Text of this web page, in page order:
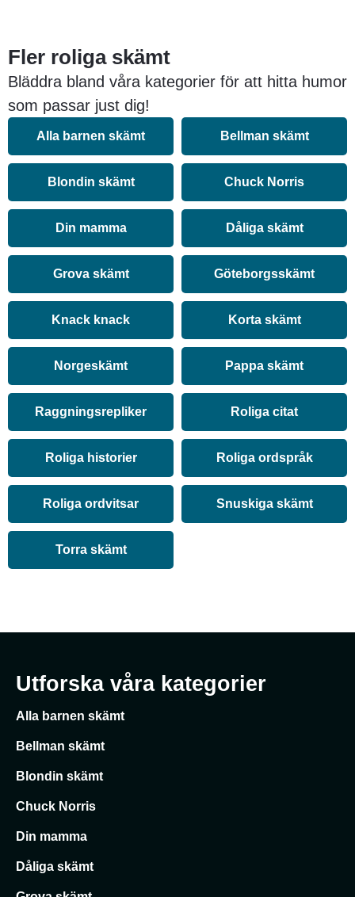
Fler roliga skämt
Bläddra bland våra kategorier för att hitta humor
som passar just dig!
Alla barnen skämt Bellman skämt
Blondin skämt Chuck Norris
Din mamma Dåliga skämt
Grova skämt Göteborgsskämt
Knack knack Korta skämt
Norgeskämt Pappa skämt
Raggningsrepliker Roliga citat
Roliga historier Roliga ordspråk
Roliga ordvitsar Snuskiga skämt
Torra skämt
Utforska våra kategorier
Alla barnen skämt
Bellman skämt
Blondin skämt
Chuck Norris
Din mamma
Dåliga skämt